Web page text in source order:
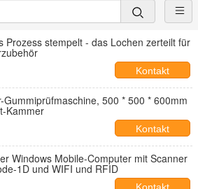
Prozess stempelt - das Lochen zerteilt für
Kontakt
Gummiprüfmaschine, 500 * 500 * 600mm
Kammer
Kontakt
Windows Mobile-Computer mit Scanner
1D und WIFI und RFID